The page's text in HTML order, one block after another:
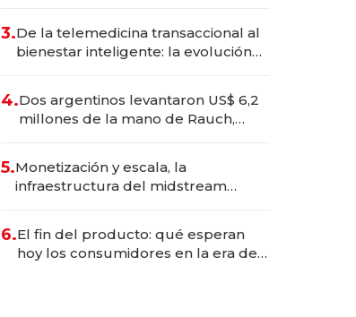
marcas "fast premium"
3.De la telemedicina transaccional al
bienestar inteligente: la evolución
4.Dos argentinos levantaron US$ 6,2
millones de la mano de Rauch,
5.Monetización y escala, la
infraestructura del midstream
6.El fin del producto: qué esperan
hoy los consumidores en la era de